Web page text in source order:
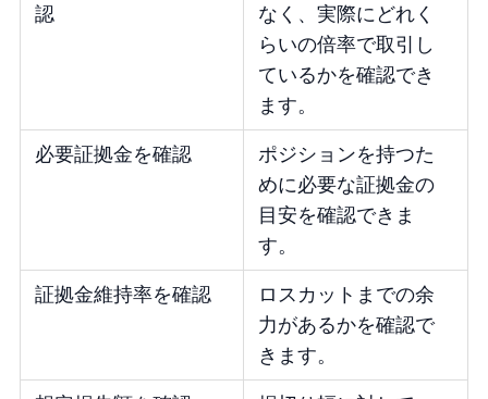
認
なく、実際にどれく
らいの倍率で取引し
ているかを確認でき
ます。
必要証拠金を確認
ポジションを持つた
めに必要な証拠金の
目安を確認できま
す。
証拠金維持率を確認
ロスカットまでの余
力があるかを確認で
きます。